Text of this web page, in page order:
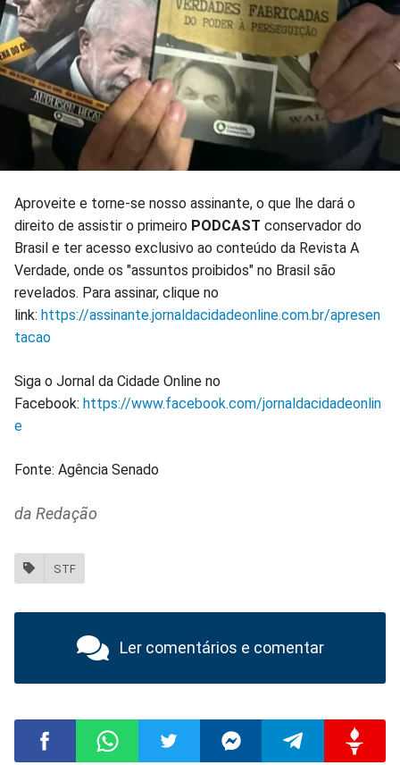
Aproveite e torne-se nosso assinante, o que lhe dará o
direito de assistir o primeiro PODCAST conservador do
Brasil e ter acesso exclusivo ao conteúdo da Revista A
Verdade, onde os "assuntos proibidos" no Brasil são
revelados. Para assinar, clique no
link: https://assinante.jornaldacidadeonline.com.br/apresen
tacao
Siga o Jornal da Cidade Online no
Facebook: https://www.facebook.com/jornaldacidadeonlin
e
Fonte: Agência Senado
da Redação
STF
Ler comentários e comentar